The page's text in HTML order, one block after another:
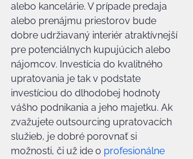
alebo kancelárie. V prípade predaja
alebo prenájmu priestorov bude
dobre udržiavaný interiér atraktívnejší
pre potenciálnych kupujúcich alebo
nájomcov. Investícia do kvalitného
upratovania je tak v podstate
investíciou do dlhodobej hodnoty
vášho podnikania a jeho majetku. Ak
zvažujete outsourcing upratovacích
služieb, je dobré porovnať si
možnosti, či už ide o profesionálne